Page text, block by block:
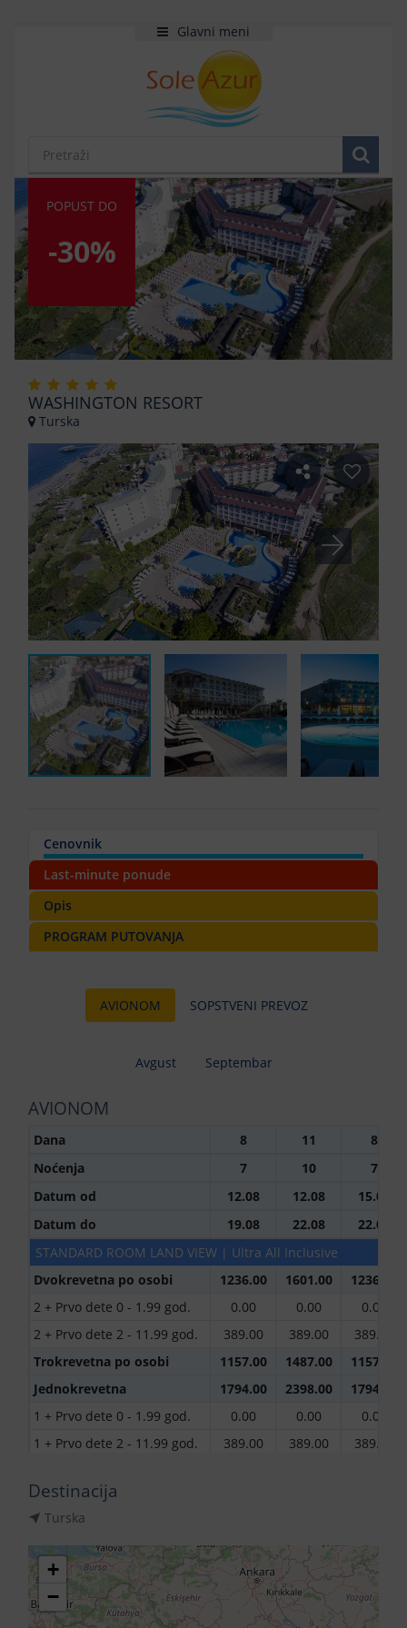
Glavni meni
POPUST DO
-30%
WASHINGTON RESORT
Turska
Opis
Cenovnik
PROGRAM PUTOVANJA
Last-minute ponude
AVIONOM SOPSTVENI PREVOZ
Avgust Septembar
AVIONOM
Dana 8 11
8
Noćenja
7 10
7
Datum od
12.08 12.08
15.08
Datum do
19.08 22.08
22.08
STANDARD ROOM LAND VIEW | Ultra All Inclusive
Dvokrevetna po osobi
1236.00 1601.00
1236.00
2 + Prvo dete 0 - 1.99 god.
0.00 0.00
0.00
2 + Prvo dete 2 - 11.99 god.
389.00 389.00
389.00
Trokrevetna po osobi
1157.00 1487.00
1157.00
Jednokrevetna
1794.00 2398.00
1794.00
1 + Prvo dete 0 - 1.99 god.
0.00 0.00
0.00
1 + Prvo dete 2 - 11.99 god.
389.00 389.00
389.00
(Prvo dete 0 - 1.99 god.)
1 + Drugo dete 2 - 2.99 god.
1 + Drugo dete 2 - 2.99 god.
(Prvo dete 2 - 11.99 god.)
389.00 389.00 389.00
1 + Drugo dete 3 - 11.99
Destinacija
Turska
+
−